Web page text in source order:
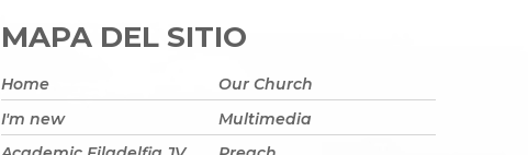
MAPA DEL SITIO
Home
Our Church
I'm new
Multimedia